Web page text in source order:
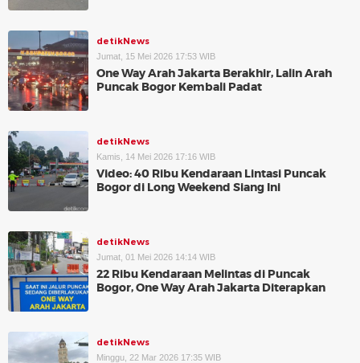
detikNews
Jumat, 15 Mei 2026 17:53 WIB
One Way Arah Jakarta Berakhir, Lalin Arah
Puncak Bogor Kembali Padat
detikNews
Kamis, 14 Mei 2026 17:16 WIB
Video: 40 Ribu Kendaraan Lintasi Puncak
Bogor di Long Weekend Siang Ini
detikNews
Jumat, 01 Mei 2026 14:14 WIB
22 Ribu Kendaraan Melintas di Puncak
Bogor, One Way Arah Jakarta Diterapkan
detikNews
Minggu, 22 Mar 2026 17:35 WIB